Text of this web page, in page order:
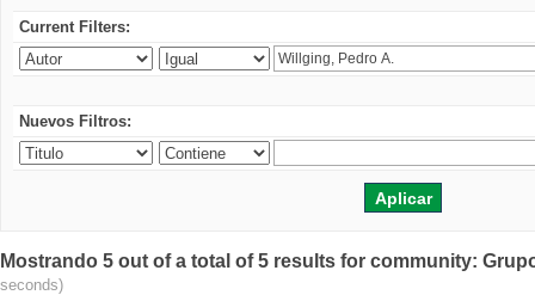
Current Filters:
Nuevos Filtros:
Mostrando 5 out of a total of 5 results for community:
seconds)